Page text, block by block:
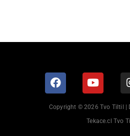
Copyright © 2026 Tvo Tiltil |
Tekace.cl Tvo